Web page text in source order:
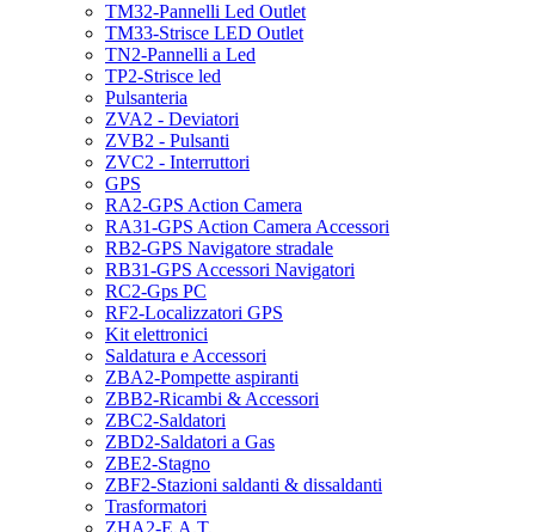
TM32-Pannelli Led Outlet
TM33-Strisce LED Outlet
TN2-Pannelli a Led
TP2-Strisce led
Pulsanteria
ZVA2 - Deviatori
ZVB2 - Pulsanti
ZVC2 - Interruttori
GPS
RA2-GPS Action Camera
RA31-GPS Action Camera Accessori
RB2-GPS Navigatore stradale
RB31-GPS Accessori Navigatori
RC2-Gps PC
RF2-Localizzatori GPS
Kit elettronici
Saldatura e Accessori
ZBA2-Pompette aspiranti
ZBB2-Ricambi & Accessori
ZBC2-Saldatori
ZBD2-Saldatori a Gas
ZBE2-Stagno
ZBF2-Stazioni saldanti & dissaldanti
Trasformatori
ZHA2-E.A.T.